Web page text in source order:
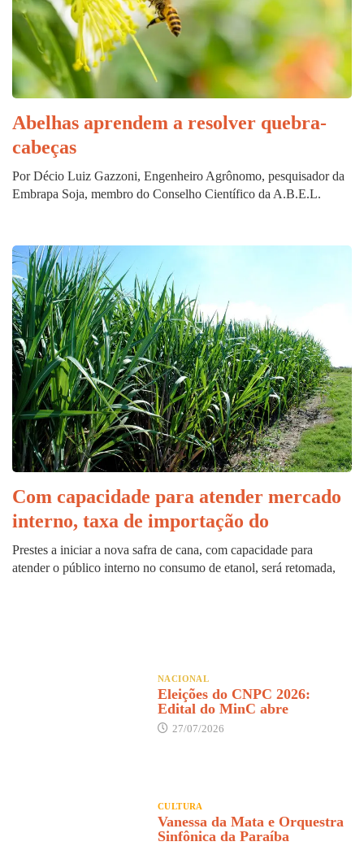
Abelhas aprendem a resolver quebra-
cabeças
Por Décio Luiz Gazzoni, Engenheiro Agrônomo, pesquisador da
Embrapa Soja, membro do Conselho Científico da A.B.E.L.
Com capacidade para atender mercado
interno, taxa de importação do
Prestes a iniciar a nova safra de cana, com capacidade para
atender o público interno no consumo de etanol, será retomada,
NACIONAL
Eleições do CNPC 2026:
Edital do MinC abre
27/07/2026
CULTURA
Vanessa da Mata e Orquestra
Sinfônica da Paraíba